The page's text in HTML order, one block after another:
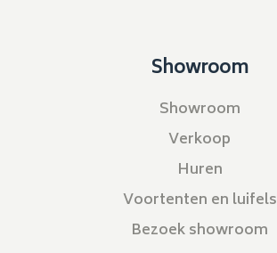
Showroom
Showroom
Verkoop
Huren
Voortenten en luifels
Bezoek showroom